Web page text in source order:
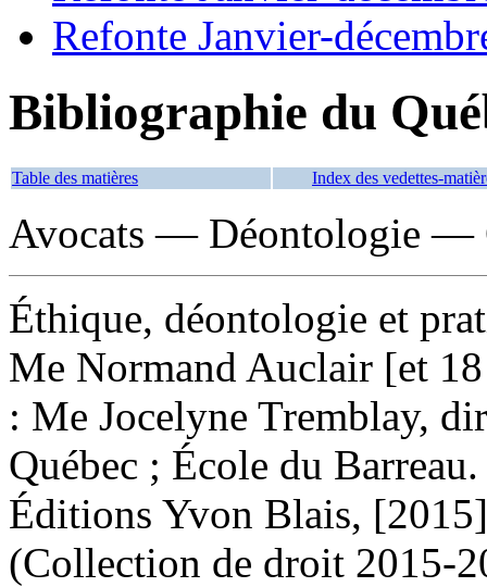
Refonte Janvier-
Bibliographie du
Table des matières Index des vedettes-
Avocats — Déontologie —
Éthique, déontologie et
Me Normand Auclair [et
: Me Jocelyne Tremblay,
Québec ; École du
Éditions Yvon Blais,
(Collection de droit 2015-